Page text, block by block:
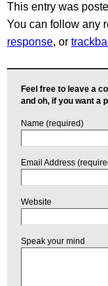
This entry was
You can follow any
response, or
Feel free to leave a
and oh, if you want a
Name (required)
Email Address
Website
Speak your mind